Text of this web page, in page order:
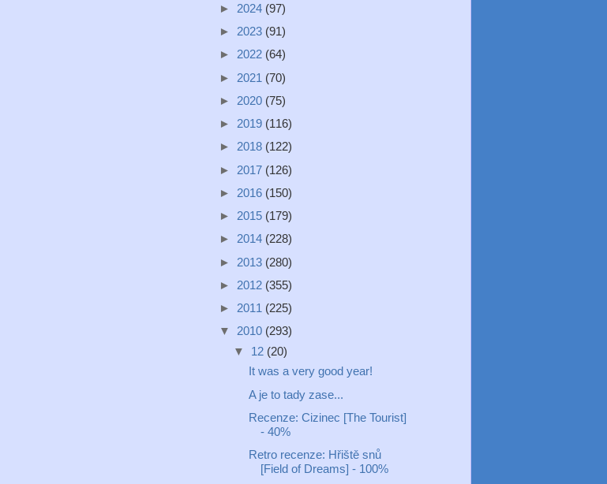
► 2024 (97)
► 2023 (91)
► 2022 (64)
► 2021 (70)
► 2020 (75)
► 2019 (116)
► 2018 (122)
► 2017 (126)
► 2016 (150)
► 2015 (179)
► 2014 (228)
► 2013 (280)
► 2012 (355)
► 2011 (225)
▼ 2010 (293)
▼ 12 (20)
It was a very good year!
A je to tady zase...
Recenze: Cizinec [The Tourist]
- 40%
Retro recenze: Hřiště snů
[Field of Dreams] - 100%